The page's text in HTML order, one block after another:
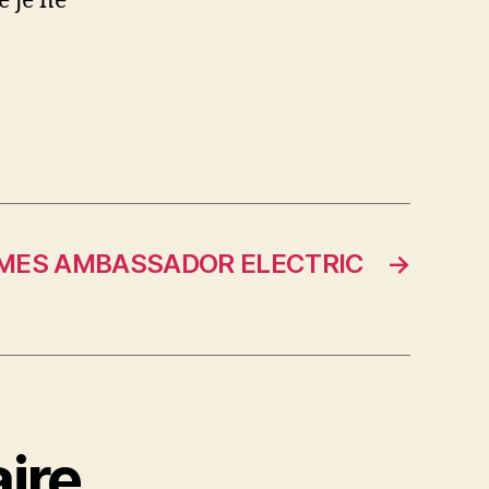
→
AMBASSADOR ELECTRIC